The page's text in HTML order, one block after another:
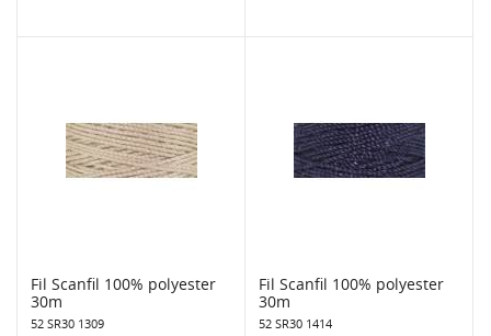
Fil Scanfil 100% polyester
30m
52 SR30 1309
Fil Scanfil 100% polyester
30m
52 SR30 1414